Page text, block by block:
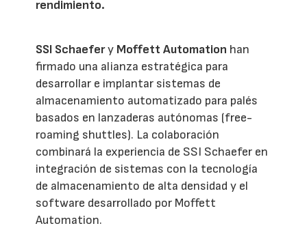
rendimiento.
SSI Schaefery Moffett Automation han
firmado una alianza estratégica para
desarrollar e implantar sistemas de
almacenamiento automatizado para palés
basados en lanzaderas autónomas (free-
roaming shuttles). La colaboración
combinará la experiencia de SSI Schaefer en
integración de sistemas con la tecnología
de almacenamiento de alta densidad y el
software desarrollado por Moffett
Automation.